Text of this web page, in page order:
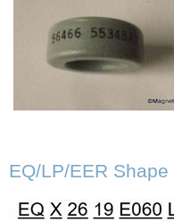
EQ/LP/EER Shape